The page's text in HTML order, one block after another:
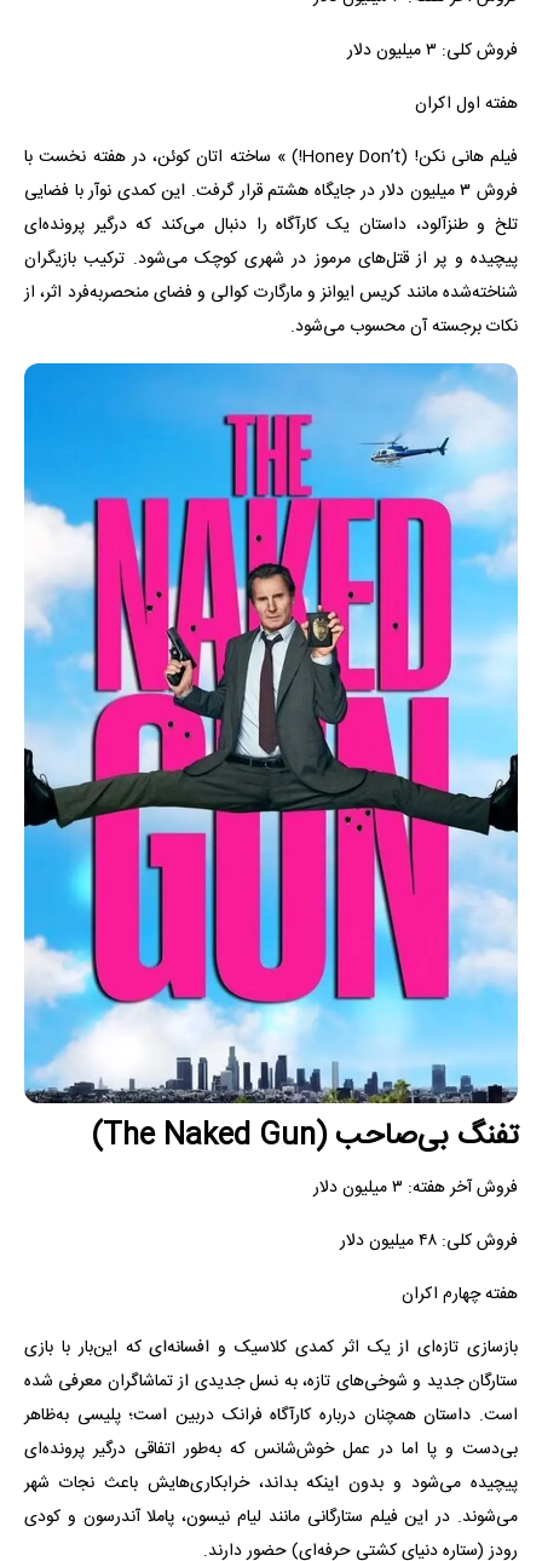
فروش کلی: ۳ میلیون دلار
هفته اول اکران
فیلم هانی نکن! (Honey Don’t!) » ساخته اتان کوئن، در هفته نخست با
فروش ۳ میلیون دلار در جایگاه هشتم قرار گرفت. این کمدی نوآر با فضایی
تلخ و طنزآلود، داستان یک کارآگاه را دنبال می‌کند که درگیر پرونده‌ای
پیچیده و پر از قتل‌های مرموز در شهری کوچک می‌شود. ترکیب بازیگران
شناخته‌شده مانند کریس ایوانز و مارگارت کوالی و فضای منحصربه‌فرد اثر، از
نکات برجسته آن محسوب می‌شود.
تفنگ بی‌صاحب (The Naked Gun)
فروش آخر هفته: ۳ میلیون دلار
فروش کلی: ۴۸ میلیون دلار
هفته چهارم اکران
بازسازی تازه‌ای از یک اثر کمدی کلاسیک و افسانه‌ای که این‌بار با بازی
ستارگان جدید و شوخی‌های تازه، به نسل جدیدی از تماشاگران معرفی شده
است. داستان همچنان درباره کارآگاه فرانک دربین است؛ پلیسی به‌ظاهر
بی‌دست و پا اما در عمل خوش‌شانس که به‌طور اتفاقی درگیر پرونده‌ای
پیچیده می‌شود و بدون اینکه بداند، خرابکاری‌هایش باعث نجات شهر
می‌شوند. در این فیلم ستارگانی مانند لیام نیسون، پاملا آندرسون و کودی
رودز (ستاره دنیای کشتی حرفه‌ای) حضور دارند.